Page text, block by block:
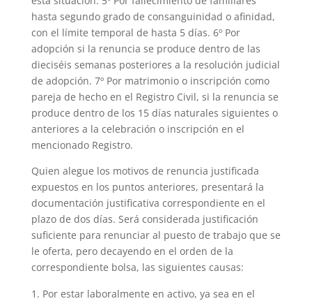
hasta segundo grado de consanguinidad o afinidad,
con el límite temporal de hasta 5 días. 6º Por
adopción si la renuncia se produce dentro de las
dieciséis semanas posteriores a la resolución judicial
de adopción. 7º Por matrimonio o inscripción como
pareja de hecho en el Registro Civil, si la renuncia se
produce dentro de los 15 días naturales siguientes o
anteriores a la celebración o inscripción en el
mencionado Registro.
Quien alegue los motivos de renuncia justificada
expuestos en los puntos anteriores, presentará la
documentación justificativa correspondiente en el
plazo de dos días. Será considerada justificación
suficiente para renunciar al puesto de trabajo que se
le oferta, pero decayendo en el orden de la
correspondiente bolsa, las siguientes causas:
Por estar laboralmente en activo, ya sea en el